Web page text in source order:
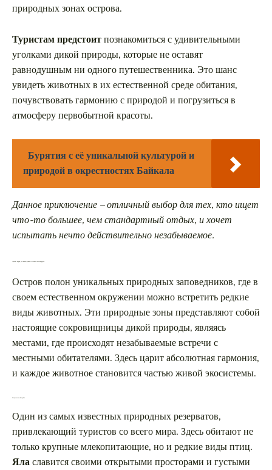
природных зонах острова.
Туристам предстоитпознакомиться с удивительными
уголками дикой природы, которые не оставят
равнодушным ни одного путешественника. Это шанс
увидеть животных в их естественной среде обитания,
почувствовать гармонию с природой и погрузиться в
атмосферу первобытной красоты.
Бурятия с её уникальной культурой и
природой в окрестностях Байкала
Данное приключение – отличный выбор для тех, кто ищет
что-то большее, чем стандартный отдых, и хочет
испытать нечто действительно незабываемое.
Лучшие парки для наблюдения за слонами и леопардами
Остров полон уникальных природных заповедников, где в
своем естественном окружении можно встретить редкие
виды животных. Эти природные зоны представляют собой
настоящие сокровищницы дикой природы, являясь
местами, где происходят незабываемые встречи с
местными обитателями. Здесь царит абсолютная гармония,
и каждое животное становится частью живой экосистемы.
Национальный парк Яла
Один из самых известных природных резерватов,
привлекающий туристов со всего мира. Здесь обитают не
только крупные млекопитающие, но и редкие виды птиц.
Ялаславится своими открытыми просторами и густыми